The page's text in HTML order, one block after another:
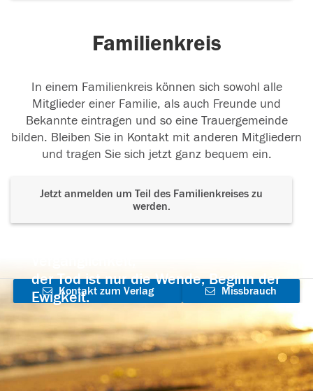
Familienkreis
In einem Familienkreis können sich sowohl alle
Mitglieder einer Familie, als auch Freunde und
Bekannte eintragen und so eine Trauergemeinde
bilden. Bleiben Sie in Kontakt mit anderen Mitgliedern
und tragen Sie sich jetzt ganz bequem ein.
Jetzt anmelden um Teil des Familienkreises zu
werden.
der Tod ist nur die Wende, Beginn der
Ewigkeit.
Kontakt zum Verlag
aufnehmen
Missbrauch